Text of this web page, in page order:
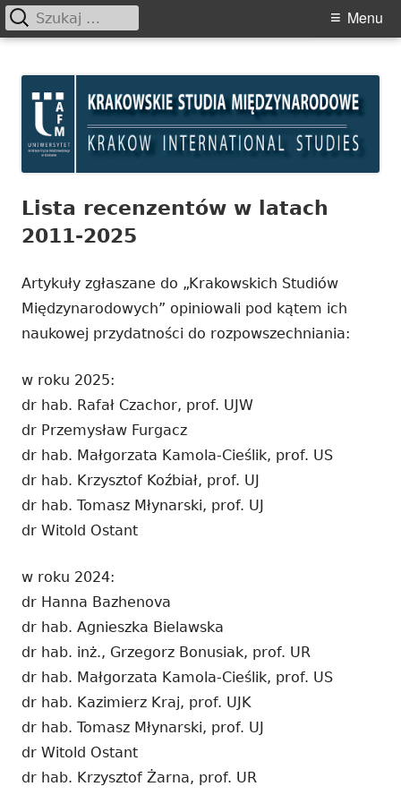
content
Międzynarodowe
Primary
Menu
Szukaj:
Lista recenzentów w latach
2011-2025
Artykuły zgłaszane do „Krakowskich Studiów
Międzynarodowych” opiniowali pod kątem ich
naukowej przydatności do rozpowszechniania:
w roku 2025:
dr hab. Rafał Czachor, prof. UJW
dr Przemysław Furgacz
dr hab. Małgorzata Kamola-Cieślik, prof. US
dr hab. Krzysztof Koźbiał, prof. UJ
dr hab. Tomasz Młynarski, prof. UJ
dr Witold Ostant
w roku 2024:
dr Hanna Bazhenova
dr hab. Agnieszka Bielawska
dr hab. inż., Grzegorz Bonusiak, prof. UR
dr hab. Małgorzata Kamola-Cieślik, prof. US
dr hab. Kazimierz Kraj, prof. UJK
dr hab. Tomasz Młynarski, prof. UJ
dr Witold Ostant
dr hab. Krzysztof Żarna, prof. UR